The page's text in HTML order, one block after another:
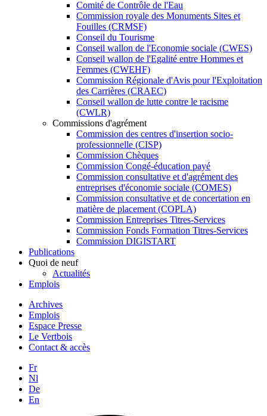
Comité de Contrôle de l'Eau
Commission royale des Monuments Sites et
Fouilles (CRMSF)
Conseil du Tourisme
Conseil wallon de l'Economie sociale (CWES)
Conseil wallon de l'Egalité entre Hommes et
Femmes (CWEHF)
Commission Régionale d'Avis pour l'Exploitation
des Carrières (CRAEC)
Conseil wallon de lutte contre le racisme
(CWLR)
Commissions d'agrément
Commission des centres d'insertion socio-
professionnelle (CISP)
Commission Chèques
Commission Congé-éducation payé
Commission consultative et d'agrément des
entreprises d'économie sociale (COMES)
Commission consultative et de concertation en
matière de placement (COPLA)
Commission Entreprises Titres-Services
Commission Fonds Formation Titres-Services
Commission DIGISTART
Publications
Quoi de neuf
Actualités
Emplois
Archives
Emplois
Espace Presse
Le Vertbois
Contact & accès
Fr
Nl
De
En